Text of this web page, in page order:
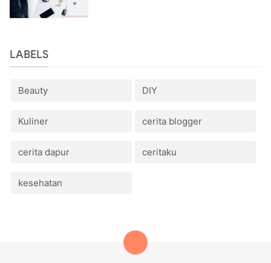
LABELS
Beauty DIY
Kuliner cerita blogger
cerita dapur ceritaku
kesehatan